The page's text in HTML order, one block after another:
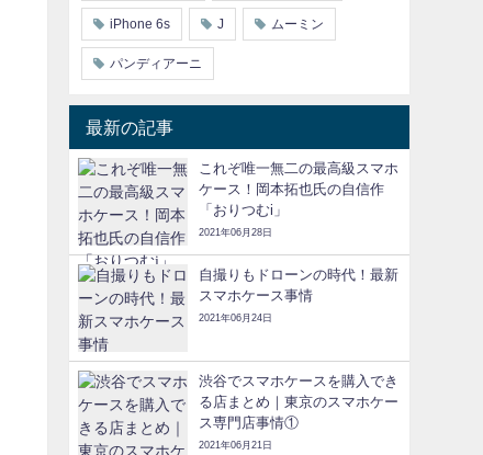
iPhone 6s J ムーミン
パンディアーニ
最新の記事
これぞ唯一無二の最高級スマホ
ケース！岡本拓也氏の自信作
「おりつむi」
2021年06月28日
自撮りもドローンの時代！最新
スマホケース事情
2021年06月24日
渋谷でスマホケースを購入でき
る店まとめ｜東京のスマホケー
ス専門店事情①
2021年06月21日